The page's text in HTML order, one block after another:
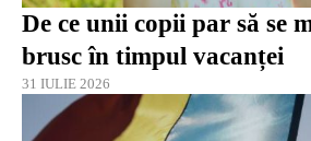
De ce unii copii par să se
brusc în timpul vacanței
31 IULIE 2026